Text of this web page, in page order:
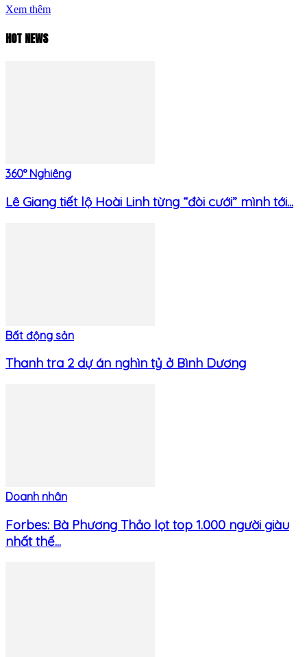
Xem thêm
HOT NEWS
360° Nghiêng
Lê Giang tiết lộ Hoài Linh từng “đòi cưới” mình tới...
Bất động sản
Thanh tra 2 dự án nghìn tỷ ở Bình Dương
Doanh nhân
Forbes: Bà Phương Thảo lọt top 1.000 người giàu
nhất thế...